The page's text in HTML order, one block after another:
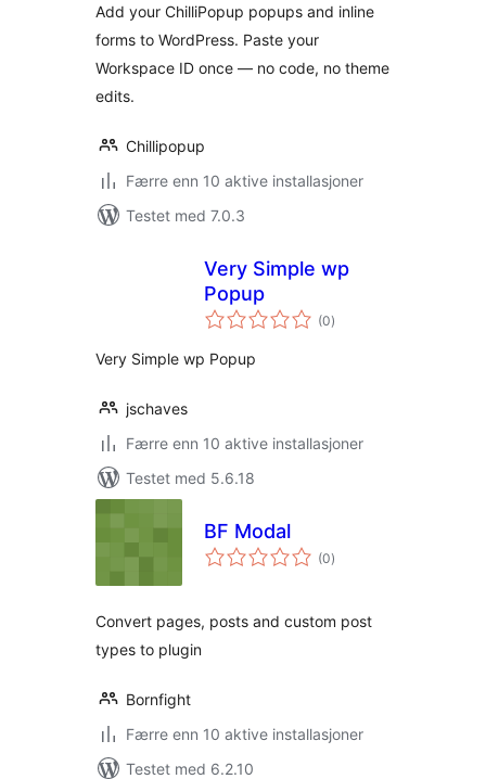
Add your ChilliPopup popups and inline
forms to WordPress. Paste your
Workspace ID once — no code, no theme
edits.
Chillipopup
Færre enn 10 aktive installasjoner
Testet med 7.0.3
Very Simple wp
Popup
(0totale
vurderinger
)
Very Simple wp Popup
jschaves
Færre enn 10 aktive installasjoner
Testet med 5.6.18
BF Modal
(0totale
vurderinger
)
Convert pages, posts and custom post
types to plugin
Bornfight
Færre enn 10 aktive installasjoner
Testet med 6.2.10